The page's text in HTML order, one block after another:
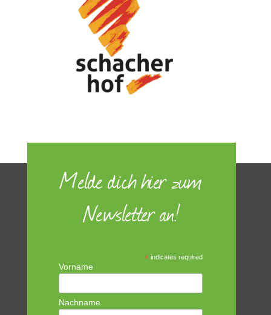
Melde dich hier zum
Newsletter an!
* indicates required
Vorname
Nachname